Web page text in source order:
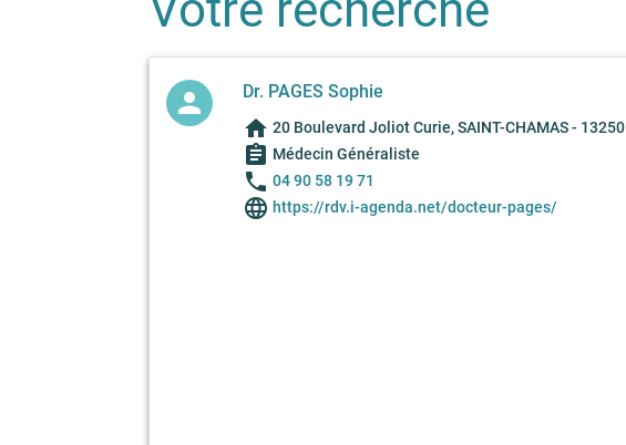
person Dr. PAGES Sophie
home 20 Boulevard Joliot Curie, SAINT-CHAMAS - 13250
assignment Médecin Généraliste
phone 04 90 58 19 71
language https://rdv.i-agenda.net/docteur-pages/